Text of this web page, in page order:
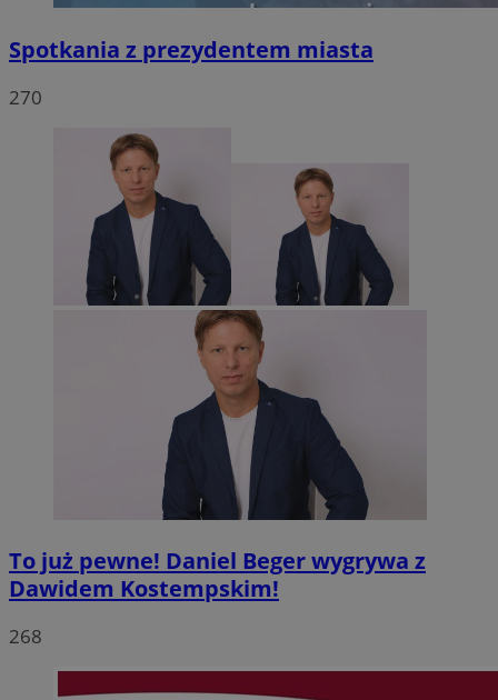
Spotkania z prezydentem miasta
270
To już pewne! Daniel Beger wygrywa z
Dawidem Kostempskim!
268